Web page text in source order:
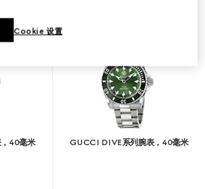
40毫米 GUCCI DIVE系列腕表，40毫米
Cookie 设置